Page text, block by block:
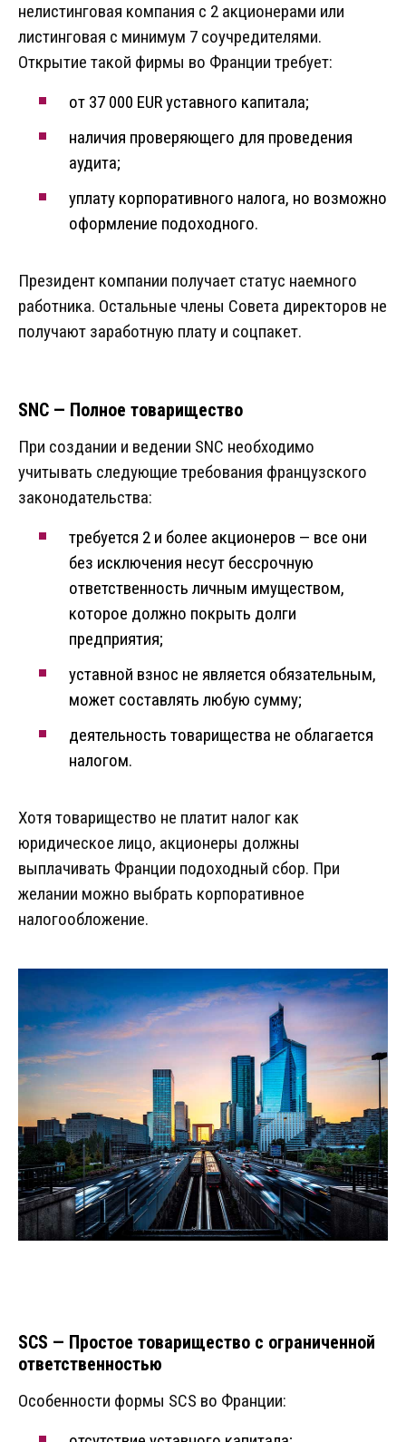
нелистинговая компания с 2 акционерами или
листинговая с минимум 7 соучредителями.
Открытие такой фирмы во Франции требует:
от 37 000 EUR уставного капитала;
наличия проверяющего для проведения
аудита;
уплату корпоративного налога, но возможно
оформление подоходного.
Президент компании получает статус наемного
работника. Остальные члены Совета директоров не
получают заработную плату и соцпакет.
SNC — Полное товарищество
При создании и ведении SNC необходимо
учитывать следующие требования французского
законодательства:
требуется 2 и более акционеров — все они
без исключения несут бессрочную
ответственность личным имуществом,
которое должно покрыть долги
предприятия;
уставной взнос не является обязательным,
может составлять любую сумму;
деятельность товарищества не облагается
налогом.
Хотя товарищество не платит налог как
юридическое лицо, акционеры должны
выплачивать Франции подоходный сбор. При
желании можно выбрать корпоративное
налогообложение.
SCS — Простое товарищество с ограниченной
ответственностью
Особенности формы SCS во Франции: